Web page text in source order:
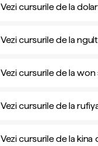
Vezi cursurile de la
Vezi cursurile de la
Vezi cursurile de la
Vezi cursurile de la
Vezi cursurile de la